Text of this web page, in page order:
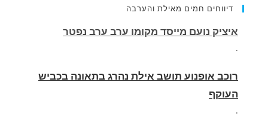
דיווחים חמים מאילת והערבה
רוכב אופנוע תושב אילת נהרג בתאונה בכביש
.
החופשה המשפחתית שהפכה למסע גניבות: